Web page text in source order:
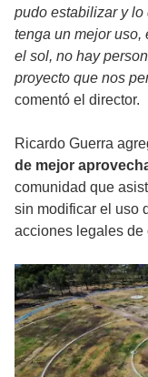
pudo estabilizar y lo
tenga un mejor uso,
el sol, no hay
proyecto que nos
comentó el director.
Ricardo Guerra
de mejor
comunidad que
sin modificar el uso
acciones legales de